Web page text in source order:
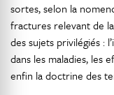
sortes, selon la
fractures relevant de
des sujets privilégiés :
dans les maladies, les
enfin la doctrine des